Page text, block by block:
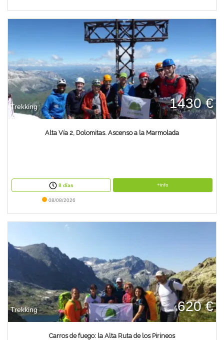
Trekking 1430 €
Alta Vía 2, Dolomitas. Ascenso a la Marmolada
8 días +info
08/08/2026
Trekking 620 €
Carros de fuego: la Alta Ruta de los Pirineos